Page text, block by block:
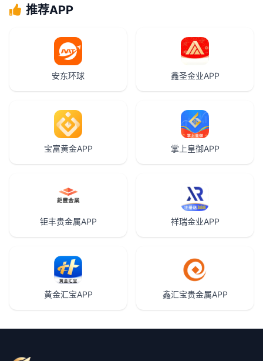
推荐APP
安东环球 鑫圣金业APP
宝富黄金APP 掌上皇御APP
钜丰贵金属APP 祥瑞金业APP
黄金汇宝APP 鑫汇宝贵金属APP